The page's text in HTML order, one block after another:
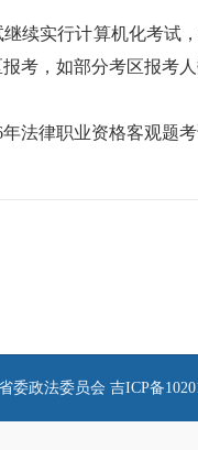
实行计算机化考试，
考，如部分考区报考
律职业资格客观题考
委政法委员会 吉ICP备